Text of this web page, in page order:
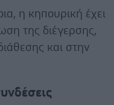
η κηπουρική έχει
της διέγερσης,
και στην